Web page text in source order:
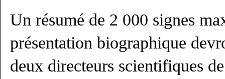
Un résumé de 2 000 signes
présentation biographique
deux directeurs scientifiques